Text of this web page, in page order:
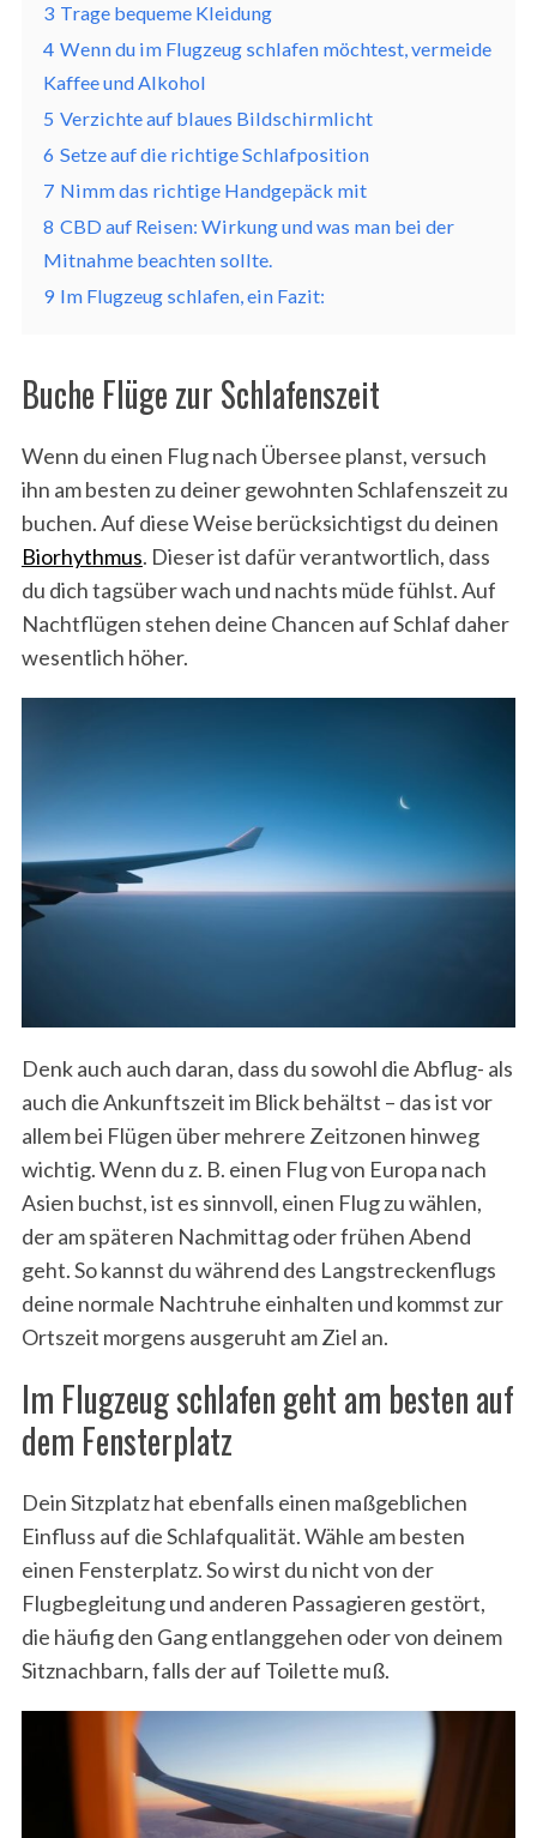
3 Trage bequeme Kleidung
4 Wenn du im Flugzeug schlafen möchtest, vermeide
Kaffee und Alkohol
5 Verzichte auf blaues Bildschirmlicht
6 Setze auf die richtige Schlafposition
7 Nimm das richtige Handgepäck mit
8 CBD auf Reisen: Wirkung und was man bei der
Mitnahme beachten sollte.
9 Im Flugzeug schlafen, ein Fazit:
Buche Flüge zur Schlafenszeit
Wenn du einen Flug nach Übersee planst, versuch
ihn am besten zu deiner gewohnten Schlafenszeit zu
buchen. Auf diese Weise berücksichtigst du deinen
Biorhythmus. Dieser ist dafür verantwortlich, dass
du dich tagsüber wach und nachts müde fühlst. Auf
Nachtflügen stehen deine Chancen auf Schlaf daher
wesentlich höher.
Denk auch auch daran, dass du sowohl die Abflug- als
auch die Ankunftszeit im Blick behältst – das ist vor
allem bei Flügen über mehrere Zeitzonen hinweg
wichtig. Wenn du z. B. einen Flug von Europa nach
Asien buchst, ist es sinnvoll, einen Flug zu wählen,
der am späteren Nachmittag oder frühen Abend
geht. So kannst du während des Langstreckenflugs
deine normale Nachtruhe einhalten und kommst zur
Ortszeit morgens ausgeruht am Ziel an.
Im Flugzeug schlafen geht am besten auf
dem Fensterplatz
Dein Sitzplatz hat ebenfalls einen maßgeblichen
Einfluss auf die Schlafqualität. Wähle am besten
einen Fensterplatz. So wirst du nicht von der
Flugbegleitung und anderen Passagieren gestört,
die häufig den Gang entlanggehen oder von deinem
Sitznachbarn, falls der auf Toilette muß.